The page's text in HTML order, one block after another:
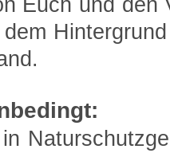
Euch und den